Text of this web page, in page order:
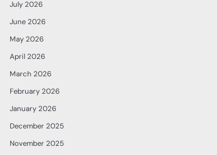
July 2026
June 2026
May 2026
April 2026
March 2026
February 2026
January 2026
December 2025
November 2025